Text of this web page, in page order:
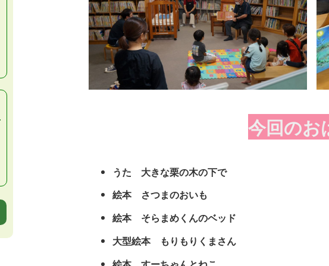
今回のお
うた 大きな栗の木の下で
絵本 さつまのおいも
絵本 そらまめくんのベッド
大型絵本 もりもりくまさん